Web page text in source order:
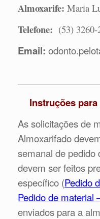
Almoxarife: Maria
Telefone: (53) 3260-
Email:
Instruções
As solicitações de
Almoxarifado
semanal de pedido
devem ser feitos
específico (Pedido
Pedido de material
enviados para a